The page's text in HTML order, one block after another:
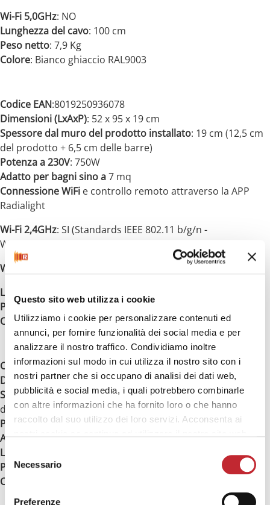
Questo sito web utilizza i cookie
Utilizziamo i cookie per personalizzare contenuti ed
annunci, per fornire funzionalità dei social media e per
analizzare il nostro traffico. Condividiamo inoltre
informazioni sul modo in cui utilizza il nostro sito con i
nostri partner che si occupano di analisi dei dati web,
pubblicità e social media, i quali potrebbero combinarle
con altre informazioni che ha fornito loro o che hanno
raccolto dal suo utilizzo dei loro servizi. Acconsenta ai
del
consenso
Necessario
Preferenze
Wi-Fi 5,0GHz: NO
Lunghezza del cavo: 100 cm
Peso netto: 7,9 Kg
Colore: Bianco ghiaccio RAL9003
Codice EAN:8019250936078
Dimensioni (LxAxP): 52 x 95 x 19 cm
Spessore dal muro del prodotto installato: 19 cm (12,5 cm
del prodotto + 6,5 cm delle barre)
Potenza a 230V: 750W
Adatto per bagni sino a7 mq
Connessione WiFi e controllo remoto attraverso la APP
Radialight
Wi-Fi 2,4GHz: SI (Standards IEEE 802.11 b/g/n -
WEP/WPA/WPA2)
Wi-Fi 5,0GHz
Lunghezza del cavo
Peso netto: 7,9 Kg
Colore: Grigio antracite RAL7024
Codice EAN: 8019250936221
Dimensioni (LxAxP): 52 x 110 x 19 cm
Spessore dal muro del prodotto installato: 19 cm (12,5 cm
del prodotto + 6,5 cm delle barre)
Potenza a 230V: 1000W
Adatto per bagni sino a
Lunghezza del cavo
Peso netto: 11,2 Kg
Colore